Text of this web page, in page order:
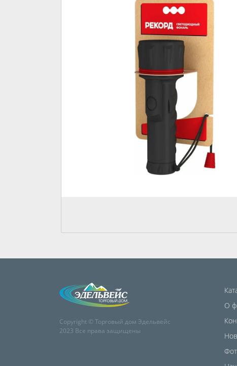
Copyright © Торговый дом Эдельвейс
2023 Все права защищены
О